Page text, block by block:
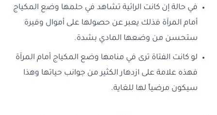
في حالة إن كانت الرائية تشاهد في حلمها وضع المكياج
أمام المرآة فذلك يعبر عن حصولها على أموال وفيرة
ستحسن من وضعها المادي بشدة.
لو كانت الفتاة ترى في منامها وضع المكياج أمام المرآة
فهذه علامة على ازدهار الكثير من جوانب حياتها وهذا
سيكون مرضياً لها للغاية.